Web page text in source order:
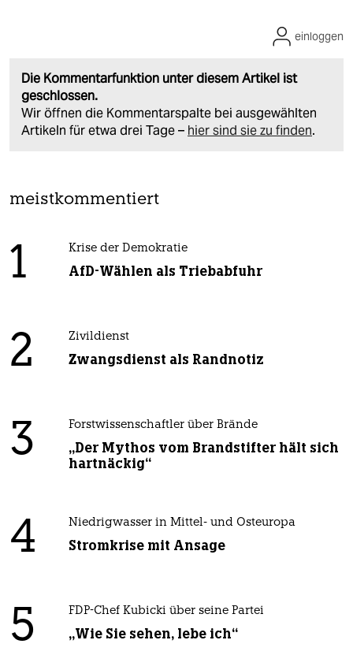
Die Kommentarfunktion unter diesem Artikel ist
geschlossen.
Wir öffnen die Kommentarspalte bei ausgewählten
Artikeln für etwa drei Tage – hier sind sie zu finden.
einloggen
meistkommentiert
1 Krise der Demokratie
AfD-Wählen als Triebabfuhr
2 Zivildienst
Zwangsdienst als Randnotiz
3 Forstwissenschaftler über Brände
„Der Mythos vom Brandstifter hält sich
hartnäckig“
4 Niedrigwasser in Mittel- und Osteuropa
Stromkrise mit Ansage
5 FDP-Chef Kubicki über seine Partei
„Wie Sie sehen, lebe ich“